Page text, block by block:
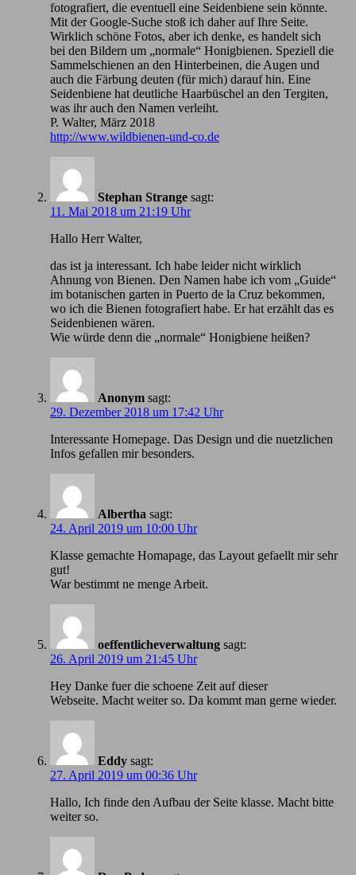
fotografiert, die eventuell eine Seidenbiene sein könnte.
Mit der Google-Suche stoß ich daher auf Ihre Seite.
Wirklich schöne Fotos, aber ich denke, es handelt sich
bei den Bildern um „normale“ Honigbienen. Speziell die
Sammelschienen an den Hinterbeinen, die Augen und
auch die Färbung deuten (für mich) darauf hin. Eine
Seidenbiene hat deutliche Haarbüschel an den Tergiten,
was ihr auch den Namen verleiht.
P. Walter, März 2018
http://www.wildbienen-und-co.de
Stephan Strange sagt:
11. Mai 2018 um 21:19 Uhr
Hallo Herr Walter,
das ist ja interessant. Ich habe leider nicht wirklich
Ahnung von Bienen. Den Namen habe ich vom „Guide“
im botanischen garten in Puerto de la Cruz bekommen,
wo ich die Bienen fotografiert habe. Er hat erzählt das es
Seidenbienen wären.
Wie würde denn die „normale“ Honigbiene heißen?
Anonym sagt:
29. Dezember 2018 um 17:42 Uhr
Іnteressante Homepage. Das Design und die nuetzlichen
Infos gefallen mir besonders.
Albertha sagt:
24. April 2019 um 10:00 Uhr
Klasse gemachte Homapage, das Layout gefaellt mir sehr
gut!
War bestimmt ne menge Arbeit.
oeffentlicheverwaltung sagt:
26. April 2019 um 21:45 Uhr
Hey Danke fuer die schoene Zeit auf dieser
Webseite. Macht weiter so. Da kommt man gerne wieder.
Eddy sagt:
27. April 2019 um 00:36 Uhr
Hallo, Ich finde den Aufbau der Seite klasse. Macht bitte
weiter so.